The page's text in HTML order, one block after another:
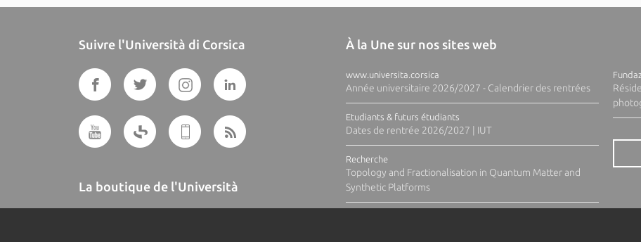
Suivre l'Università di Corsica
La boutique de l'Università
À la Une sur nos sites web
www.universita.corsica
Année universitaire 2026/2027 - Calendrier des rentrées
Etudiants & futurs étudiants
Dates de rentrée 2026/2027 | IUT
Recherche
Topology and Fractionalisation in Quantum Matter and
Synthetic Platforms